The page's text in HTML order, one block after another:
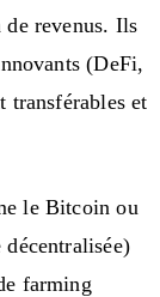
de revenus. Ils
(DeFi,
transférables et
le Bitcoin ou
farming